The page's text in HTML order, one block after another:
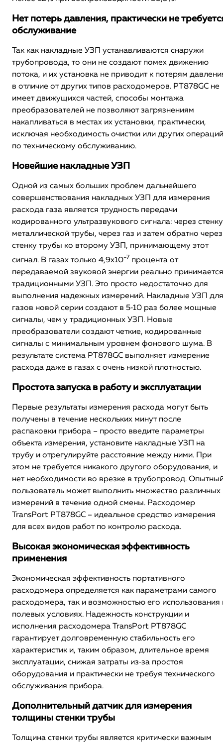
Нет потерь давления, практически не
обслуживание
Так как накладные УЗП устанавливаются снаружи
трубопровода, то они не создают помех движению
потока, и их установка не приводит к потерям
в отличие от других типов расходомеров. PT878GC не
имеет движущихся частей, способы монтажа
преобразователей не позволяют загрязнениям
накапливаться в местах их установки, практически,
исключая необходимость очистки или других операций
по техническому обслуживанию.
Новейшие накладные УЗП
Одной из самых больших проблем дальнейшего
совершенствования накладных УЗП для измерения
расхода газа является трудность передачи
кодированного ультразвукового сигнала: через стенку
металлической трубы, через газ и затем обратно через
стенку трубы ко второму УЗП, принимающему этот
сигнал. В газах только 4,9х10-7 процента от
передаваемой звуковой энергии реально принимается
традиционными УЗП. Это просто недостаточно для
выполнения надежных измерений. Накладные УЗП для
газов новой серии создают в 5‐10 раз более мощные
сигналы, чем у традиционных УЗП. Новые
преобразователи создают четкие, кодированные
сигналы с минимальным уровнем фонового шума. В
результате система PT878GC выполняет измерение
расхода даже в газах с очень низкой плотностью.
Простота запуска в работу и эксплуатации
Первые результаты измерения расхода могут быть
получены в течение нескольких минут после
распаковки прибора – просто введите параметры
объекта измерения, установите накладные УЗП на
трубу и отрегулируйте расстояние между ними. При
этом не требуется никакого другого оборудования, и
нет необходимости во врезке в трубопровод.
пользователь может выполнить множество различных
измерений в течение одной смены. Расходомер
TransPort PT878GC – идеальное средство измерения
для всех видов работ по контролю расхода.
Высокая экономическая эффективность
применения
Экономическая эффективность портативного
расходомера определяется как параметрами самого
расходомера, так и возможностью его использования
полевых условиях. Надежность конструкции и
исполнения расходомера TransPort PT878GC
гарантирует долговременную стабильность его
характеристик и, таким образом, длительное время
эксплуатации, снижая затраты из‐за простоя
оборудования и практически не требуя технического
обслуживания прибора.
Дополнительный датчик для измерения
толщины стенки трубы
Толщина стенки трубы является критически важным